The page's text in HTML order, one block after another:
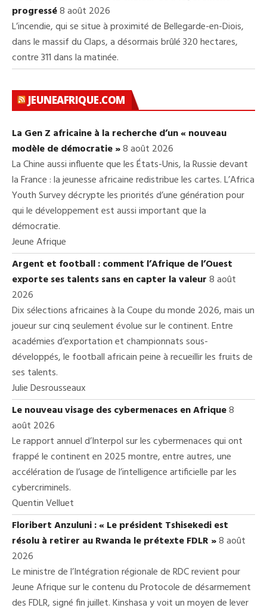
progressé8 août 2026
L’incendie, qui se situe à proximité de Bellegarde-en-Diois,
dans le massif du Claps, a désormais brûlé 320 hectares,
contre 311 dans la matinée.
JEUNEAFRIQUE.COM
La Gen Z africaine à la recherche d’un « nouveau
modèle de démocratie »8 août 2026
La Chine aussi influente que les États-Unis, la Russie devant
la France : la jeunesse africaine redistribue les cartes. L’Africa
Youth Survey décrypte les priorités d’une génération pour
qui le développement est aussi important que la
démocratie.
Jeune Afrique
Argent et football : comment l’Afrique de l’Ouest
exporte ses talents sans en capter la valeur8 août
2026
Dix sélections africaines à la Coupe du monde 2026, mais un
joueur sur cinq seulement évolue sur le continent. Entre
académies d’exportation et championnats sous-
développés, le football africain peine à recueillir les fruits de
ses talents.
Julie Desrousseaux
Le nouveau visage des cybermenaces en Afrique8
août 2026
Le rapport annuel d’Interpol sur les cybermenaces qui ont
frappé le continent en 2025 montre, entre autres, une
accélération de l’usage de l’intelligence artificielle par les
cybercriminels.
Quentin Velluet
Floribert Anzuluni : « Le président Tshisekedi est
résolu à retirer au Rwanda le prétexte FDLR »8 août
2026
Le ministre de l’Intégration régionale de RDC revient pour
Jeune Afrique sur le contenu du Protocole de désarmement
des FDLR, signé fin juillet. Kinshasa y voit un moyen de lever